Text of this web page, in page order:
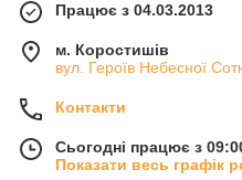
Працює з 04.03.2013
м. Коростишів
вул. Героїв Небесної
Контакти
Сьогодні працює з
Показати весь графік